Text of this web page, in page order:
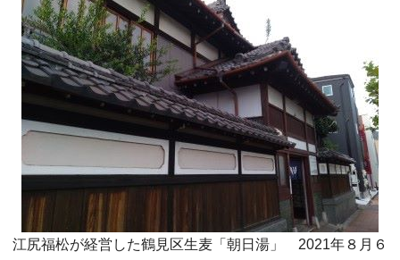
江尻福松が経営した鶴見区生麦「朝日湯」 2021年８月６